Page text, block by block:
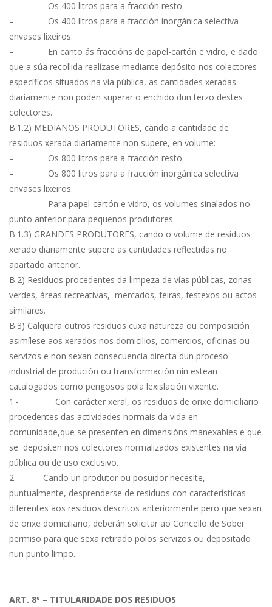
– Os 400 litros para a fracción resto.
– Os 400 litros para a fracción inorgánica selectiva
envases lixeiros.
– En canto ás fraccións de papel-cartón e vidro, e dado
que a súa recollida realízase mediante depósito nos colectores
específicos situados na vía pública, as cantidades xeradas
diariamente non poden superar o enchido dun terzo destes
colectores.
B.1.2) MEDIANOS PRODUTORES, cando a cantidade de
residuos xerada diariamente non supere, en volume:
– Os 800 litros para a fracción resto.
– Os 800 litros para a fracción inorgánica selectiva
envases lixeiros.
– Para papel-cartón e vidro, os volumes sinalados no
punto anterior para pequenos produtores.
B.1.3) GRANDES PRODUTORES, cando o volume de residuos
xerado diariamente supere as cantidades reflectidas no
apartado anterior.
B.2) Residuos procedentes da limpeza de vías públicas, zonas
verdes, áreas recreativas, mercados, feiras, festexos ou actos
similares.
B.3) Calquera outros residuos cuxa natureza ou composición
asimílese aos xerados nos domicilios, comercios, oficinas ou
servizos e non sexan consecuencia directa dun proceso
industrial de produción ou transformación nin estean
catalogados como perigosos pola lexislación vixente.
1.- Con carácter xeral, os residuos de orixe domiciliario
procedentes das actividades normais da vida en
comunidade,que se presenten en dimensións manexables e que
se depositen nos colectores normalizados existentes na vía
pública ou de uso exclusivo.
2.- Cando un produtor ou posuidor necesite,
puntualmente, desprenderse de residuos con características
diferentes aos residuos descritos anteriormente pero que sexan
de orixe domiciliario, deberán solicitar ao Concello de Sober
permiso para que sexa retirado polos servizos ou depositado
nun punto limpo.
ART. 8º – TITULARIDADE DOS RESIDUOS